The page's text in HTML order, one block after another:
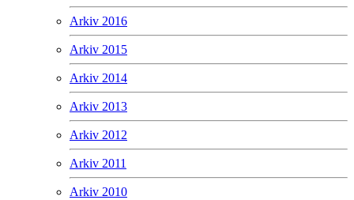
Arkiv 2016
Arkiv 2015
Arkiv 2014
Arkiv 2013
Arkiv 2012
Arkiv 2011
Arkiv 2010